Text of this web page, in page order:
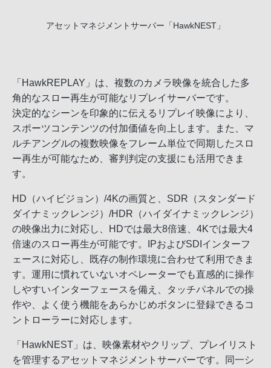
アセットマネジメントサーバー「HawkNEST」
「HawkREPLAY」は、複数のカメラ映像を統合した多
角的なスロー再生が可能なリプレイサーバーです。
決定的なシーンを印象的に伝えるリプレイ映像により、
スポーツコンテンツの付加価値を向上します。また、マ
ルチアングルの複数映像をフレーム単位で同期したスロ
ー再生が可能なため、審判判定の支援にも活用できま
す。
HD（ハイビジョン）/4Kの画質と、SDR（スタンダード
ダイナミックレンジ）/HDR（ハイダイナミックレンジ）
の映像出力に対応し、HDでは最大8倍速、4Kでは最大4
倍速のスロー再生が可能です。IPおよびSDIインターフ
ェースに対応し、既存の制作環境に合わせて利用できま
す。運用に慣れていないオペレーターでも直感的に操作
しやすいインターフェースを備え、タッチパネルでの操
作や、よく使う機能をあらかじめボタンに登録できるコ
ントローラーに対応します。
「HawkNEST」は、映像素材やクリップ、プレイリスト
を管理するアセットマネジメントサーバーです。同一シ